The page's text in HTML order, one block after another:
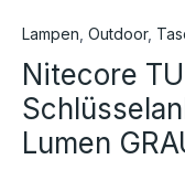
Lampen Outdoor,
Nitecore
Lumen